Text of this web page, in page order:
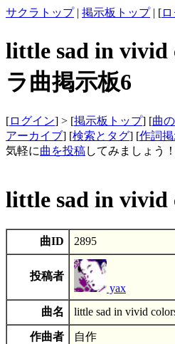
サクラトップ| 掲示板トップ| [
little sad in vivid
ラ曲掲示板6
[ログイン] > [掲示板トップ] [曲
アーカイブ] [検索とタグ] [作詞掲
気軽に曲を投稿してみましょう！
little sad in vivid
曲ID 2895
投稿者
yax
曲名
little sad in vivid
作曲者 自作